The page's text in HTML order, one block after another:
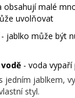
obsahují malé
uvolňovat
jablko může být
- voda vypaří
jedním jablkem,
styl.